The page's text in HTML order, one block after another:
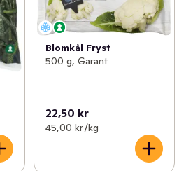
Blomkål Fryst
500 g, Garant
22,50 kr
45,00 kr /kg